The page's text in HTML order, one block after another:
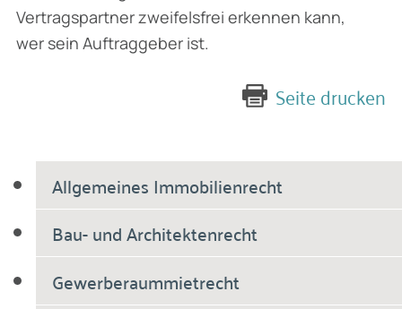
Allgemeines Immobilienrecht
Bau- und Architektenrecht
Gewerberaummietrecht
Vertragspartner zweifelsfrei erkennen kann,
wer sein Auftraggeber ist.
Seite drucken